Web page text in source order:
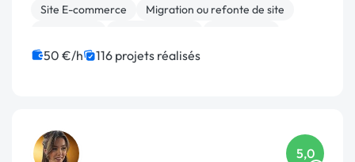
Site E-commerce
Migration ou refonte de site
WooCommerce
Développement spécifique
50 €/h 116 projets réalisés
5,0